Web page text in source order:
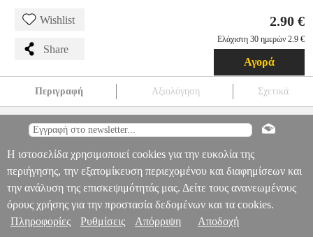
Wishlist
Share
2.90 €
Ελάχιστη 30 ημερών 2.9 €
Αγορά
Περιγραφή Αξιολόγηση Σχετικά
A4 JUSTNOTE 104146 ΠΡΑΣΙΝΟ
ANA.TSG0124
ΘΕΜΑΤΩΝ Α4 ΠΛΑΣΤΙΚΟ ΕΞΩΦΥΛΛΟ A4 JUSTNOTE 104146
ΠΡΑΣΙΝΟ
2.90
Πληροφορίες & Υπηρεσίες >
Η ιστοσελίδα χρησιμοποιεί cookies για την ευκολία της
περιήγησης, την εξατομίκευση περιεχομένου και διαφημίσεων και
την ανάλυση της επισκεψιμότητάς μας. Δείτε τους ανανεωμένους
όρους χρήσης για την προστασία δεδομένων και τα cookies.
Πληροφορίες
Ρυθμίσεις Απόρριψη Αποδοχή